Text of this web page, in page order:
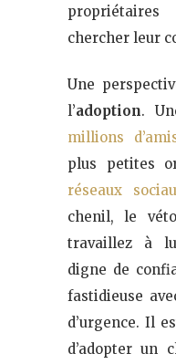
chercher leur
Une
l’adoption.
millions
plus petites
réseaux
chenil, le
travaillez à
digne de
fastidieuse
d’urgence. Il
d’adopter un